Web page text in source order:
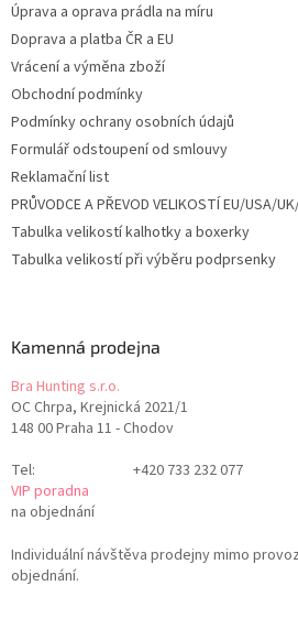
Úprava a oprava prádla na míru
Doprava a platba ČR a EU
Vrácení a výměna zboží
Obchodní podmínky
Podmínky ochrany osobních údajů
Formulář odstoupení od smlouvy
Reklamační list
PRŮVODCE A PŘEVOD VELIKOSTÍ EU/USA/
Tabulka velikostí kalhotky a boxerky
Tabulka velikostí při výběru podprsenky
Kamenná prodejna
Bra Hunting s.r.o.
OC Chrpa, Krejnická 2021/1
148 00 Praha 11 - Chodov
Tel:
+420 733 232 077
VIP poradna
na objednání
Individuální návštěva prodejny mimo
objednání.